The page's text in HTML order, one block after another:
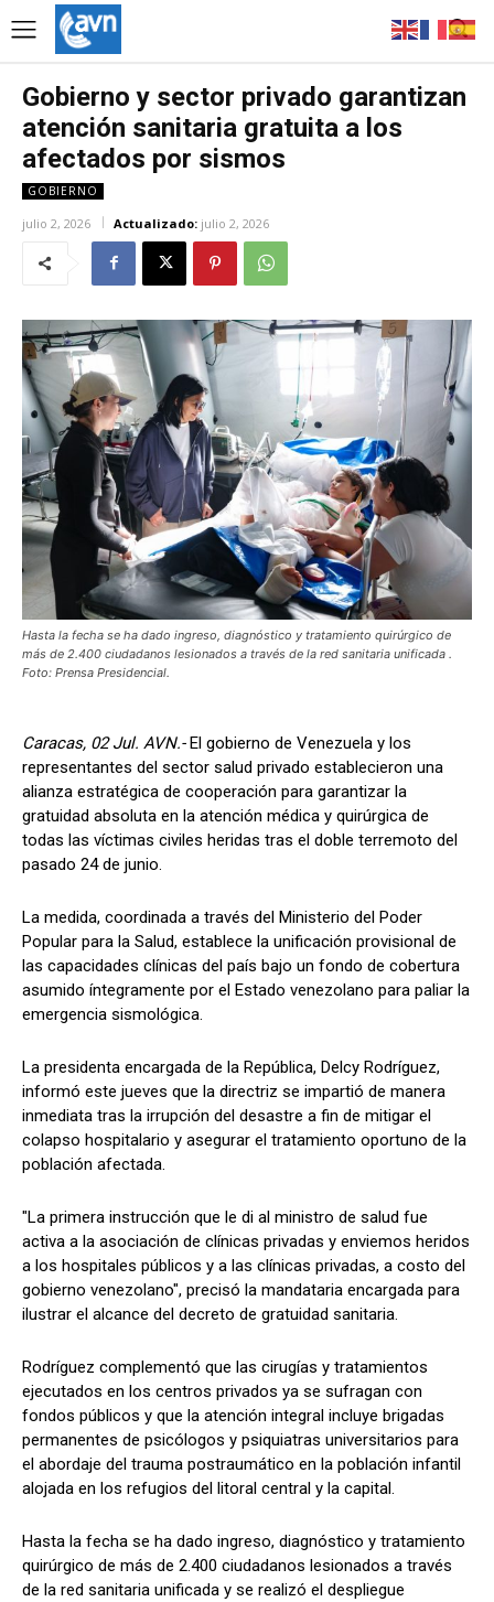
Gobierno y sector privado garantizan
atención sanitaria gratuita a los
afectados por sismos
GOBIERNO
julio 2, 2026 Actualizado: julio 2, 2026
Hasta la fecha se ha dado ingreso, diagnóstico y tratamiento quirúrgico de
más de 2.400 ciudadanos lesionados a través de la red sanitaria unificada .
Foto: Prensa Presidencial.
Caracas, 02 Jul. AVN.-El gobierno de Venezuela y los
representantes del sector salud privado establecieron una
alianza estratégica de cooperación para garantizar la
gratuidad absoluta en la atención médica y quirúrgica de
todas las víctimas civiles heridas tras el doble terremoto del
pasado 24 de junio.
La medida, coordinada a través del Ministerio del Poder
Popular para la Salud, establece la unificación provisional de
las capacidades clínicas del país bajo un fondo de cobertura
asumido íntegramente por el Estado venezolano para paliar la
emergencia sismológica.
La presidenta encargada de la República, Delcy Rodríguez,
informó este jueves que la directriz se impartió de manera
inmediata tras la irrupción del desastre a fin de mitigar el
colapso hospitalario y asegurar el tratamiento oportuno de la
población afectada.
"La primera instrucción que le di al ministro de salud fue
activa a la asociación de clínicas privadas y enviemos heridos
a los hospitales públicos y a las clínicas privadas, a costo del
gobierno venezolano", precisó la mandataria encargada para
ilustrar el alcance del decreto de gratuidad sanitaria.
Rodríguez complementó que las cirugías y tratamientos
ejecutados en los centros privados ya se sufragan con
fondos públicos y que la atención integral incluye brigadas
permanentes de psicólogos y psiquiatras universitarios para
el abordaje del trauma postraumático en la población infantil
alojada en los refugios del litoral central y la capital.
Hasta la fecha se ha dado ingreso, diagnóstico y tratamiento
quirúrgico de más de 2.400 ciudadanos lesionados a través
de la red sanitaria unificada y se realizó el despliegue